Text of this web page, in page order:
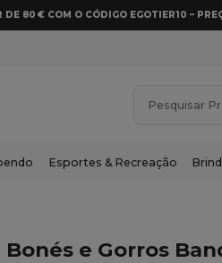
80 € COM O CÓDIGO EGOTIER10 –
Esportes & Recreação
Bonés e Gorros